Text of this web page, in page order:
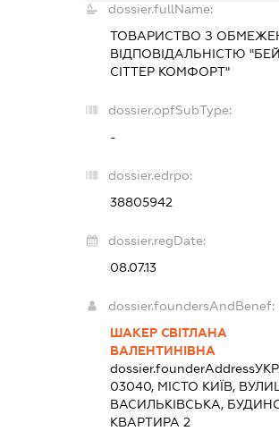
dossier.fullName:
ТОВАРИСТВО З
ВІДПОВІДАЛЬНІСТЮ
СІТТЕР КОМФОРТ"
dossier.opfSubType:
-
dossier.edrpo:
38805942
dossier.regDate:
08.07.13
dossier.foundersAndBenef:
ШАКЕР СВІТЛАНА
ВАЛЕНТИНІВНА
dossier.founderAddress
03040, МІСТО КИЇВ,
ВАСИЛЬКІВСЬКА,
КВАРТИРА 2